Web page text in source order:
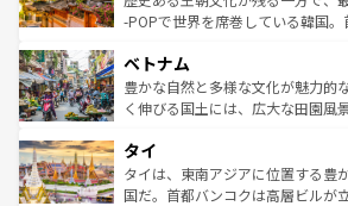
い。オーストラリアの多彩な魅力
参照してほしい。
驚きをもたらしてくれる。また、
容にもいいと評判のスイーツなど
が味わえる。 なお、新着の台湾
照してほしい。
-POPで世界を席巻している韓国
き、地方に足を延ばせば四季折々
できる。そして、キムチや焼肉、
まで、さまざまな韓国料理が待っ
リティに包まれながら、韓国の多
わってみてほしい。 なお
覧を参照してほしい。
ベトナム
豊かな自然と多様な文化が魅力的
く伸びる国土には、広大な田園風
急速な発展と共に伝統が息づく。
ーチミン市のフランス統治時代の
醸し出している。また、バラエテ
タイ
タイは、東南アジアに位置する豊
国だ。首都バンコクは高層ビルが